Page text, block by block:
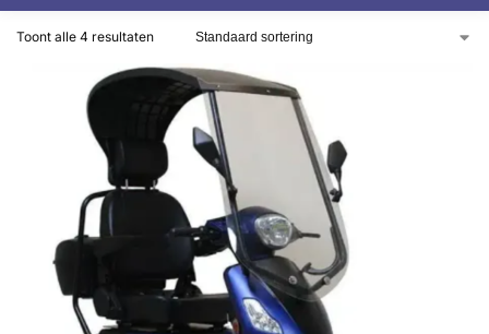
Toont alle 4 resultaten